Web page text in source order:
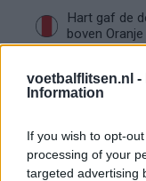
voetbalflitsen.nl -
Information
If you wish to opt-
processing of your
targeted advertising
Hart gaf de
boven Oranje
Dit verdient
contractdetails
Ajax dicht bij
koopoptie